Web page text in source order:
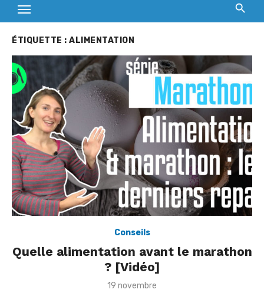
t
ÉTIQUETTE : ALIMENTATION
Conseils
Quelle alimentation avant le marathon
? [Vidéo]
P
19 novembre